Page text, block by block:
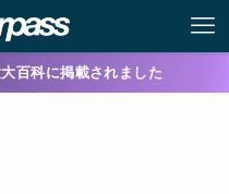
百科に掲載されました